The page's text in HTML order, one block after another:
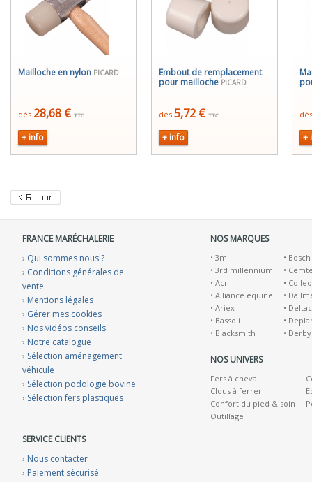
Mailloche en nylon PICARD
dès 28,68 € TTC
+ info
Embout de remplacement
pour mailloche PICARD
dès 5,72 € TTC
+ info +
FRANCE MARÉCHALERIE
› Qui sommes nous ?
› Conditions générales de
vente
› Mentions légales
› Gérer mes cookies
› Nos vidéos conseils
› Notre catalogue
› Sélection aménagement
véhicule
› Sélection podologie bovine
› Sélection fers plastiques
SERVICE CLIENTS
› Nous contacter
› Paiement sécurisé
NOS MARQUES
• 3m
• 3rd millennium
• Acr
• Alliance equine
• Ariex
• Bassoli
• Blacksmith
• Bosch
•
•
•
•
•
• Derby
NOS UNIVERS
Fers à cheval
Clous à ferrer
Confort du pied & soin
Outillage